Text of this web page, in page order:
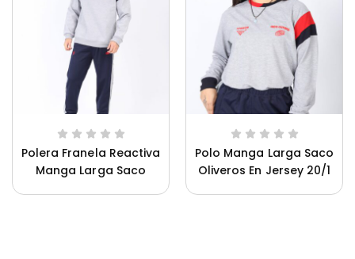
Polera Franela Reactiva
Manga Larga Saco
Polo Manga Larga Saco
Oliveros En Jersey 20/1